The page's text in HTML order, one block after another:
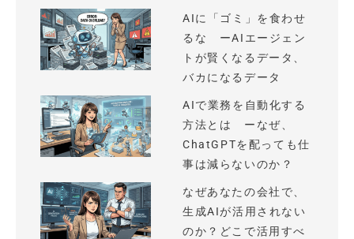
AIに「ゴミ」を食わせ
るな ーAIエージェン
トが賢くなるデータ、
バカになるデータ
AIで業務を自動化する
方法とは ーなぜ、
ChatGPTを配っても仕
事は減らないのか？
なぜあなたの会社で、
生成AIが活用されない
のか？どこで活用すべ